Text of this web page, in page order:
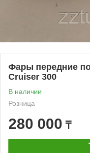
Фары передние
Cruiser 300
В наличии
Розница
280 000 ₸